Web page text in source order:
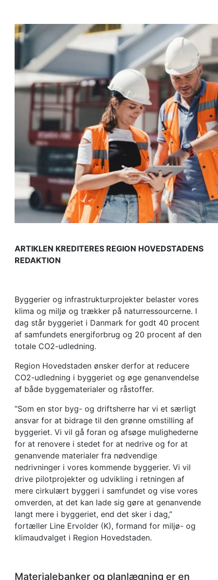
ARTIKLEN KREDITERES REGION HOVEDSTADENS
REDAKTION
​Byggerier og infrastrukturprojekter belaster vores
klima og miljø og trækker på naturressourcerne. I
dag står byggeriet i Danmark for godt 40 procent
af samfundets energiforbrug og 20 procent af den
totale CO2-udledning.
Region Hovedstaden ønsker derfor at reducere
CO2-udledning i byggeriet og øge genanvendelse
af både byggematerialer og råstoffer.
”Som en stor byg- og driftsherre har vi et særligt
ansvar for at bidrage til den grønne omstilling af
byggeriet. Vi vil gå foran og afsøge mulighederne
for at renovere i stedet for at nedrive og for at
genanvende materialer fra nødvendige
nedrivninger i vores kommende byggerier. Vi vil
drive pilotprojekter og udvikling i retningen af
mere cirkulært byggeri i samfundet og vise vores
omverden, at det kan lade sig gøre at genanvende
langt mere i byggeriet, end det sker i dag,”
fortæller Line Ervolder (K), formand for miljø- og
klimaudvalget i Region Hovedstaden.
Materialebanker og planlægning er en